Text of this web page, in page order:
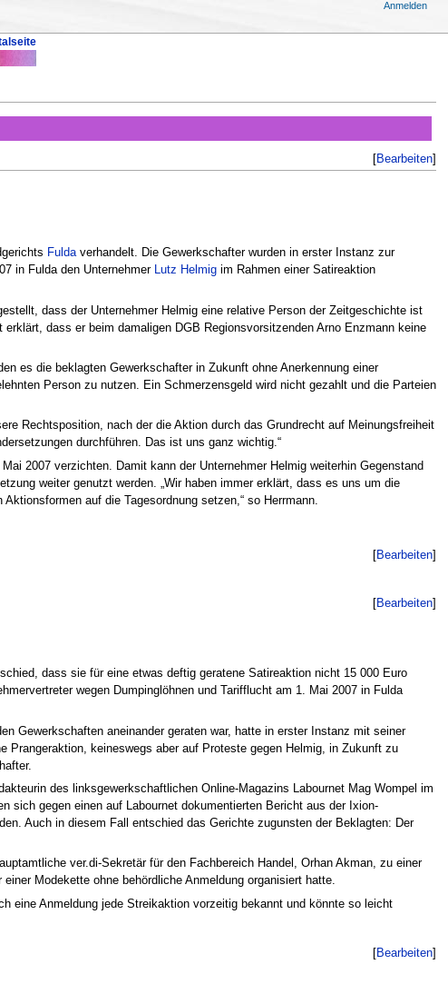
[Bearbeiten]
Fuldaverhandelt. Die Gewerkschafter wurden in erster Instanz zur
in Fulda den Unternehmer Lutz Helmigim Rahmen einer Satireaktion
dass der Unternehmer Helmig eine relative Person der Zeitgeschichte ist
dass er beim damaligen DGB Regionsvorsitzenden Arno Enzmann keine
es die beklagten Gewerkschafter in Zukunft ohne Anerkennung einer
Person zu nutzen. Ein Schmerzensgeld wird nicht gezahlt und die Parteien
Rechtsposition, nach der die Aktion durch das Grundrecht auf Meinungsfreiheit
durchführen. Das ist uns ganz wichtig.“
2007 verzichten. Damit kann der Unternehmer Helmig weiterhin Gegenstand
weiter genutzt werden. „Wir haben immer erklärt, dass es uns um die
auf die Tagesordnung setzen,“ so Herrmann.
[Bearbeiten]
Bearbeiten
dass sie für eine etwas deftig geratene Satireaktion nicht 15 000 Euro
wegen Dumpinglöhnen und Tarifflucht am 1. Mai 2007 in Fulda
Gewerkschaften aneinander geraten war, hatte in erster Instanz mit seiner
Prangeraktion, keineswegs aber auf Proteste gegen Helmig, in Zukunft zu
des linksgewerkschaftlichen Online-Magazins Labournet Mag Wompel im
sich gegen einen auf Labournet dokumentierten Bericht aus der Ixion-
Auch in diesem Fall entschied das Gerichte zugunsten der Beklagten: Der
ver.di-Sekretär für den Fachbereich Handel, Orhan Akman, zu einer
Modekette ohne behördliche Anmeldung organisiert hatte.
eine Anmeldung jede Streikaktion vorzeitig bekannt und könnte so leicht
[Bearbeiten]
Anmelden